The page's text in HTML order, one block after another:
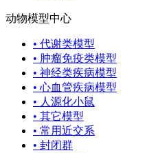
动物模型中心
• 代谢类模型
• 肿瘤免疫类模型
• 神经类疾病模型
• 心血管疾病模型
• 人源化小鼠
• 其它模型
• 常用近交系
• 封闭群